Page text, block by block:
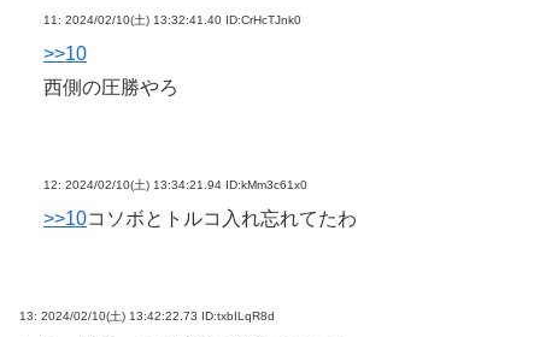
11: 2024/02/10(土) 13:32:41.40 ID:CrHcTJnk0
>>10
西側の圧勝やろ
12: 2024/02/10(土) 13:34:21.94 ID:kMm3c61x0
>>10コソボとトルコ入れ忘れてたわ
13: 2024/02/10(土) 13:42:22.73 ID:txbILqR8d